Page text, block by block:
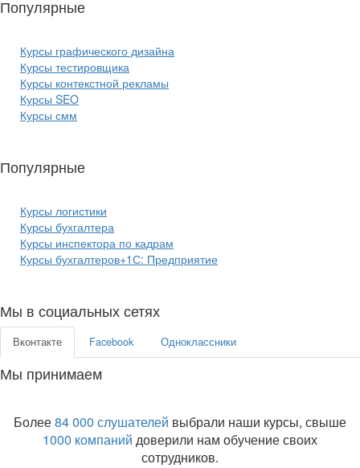
Популярные
Курсы графического дизайна
Курсы тестировщика
Курсы контекстной рекламы
Курсы SEO
Курсы смм
Популярные
Курсы логистики
Курсы бухгалтера
Курсы инспектора по кадрам
Курсы бухгалтеров+1С: Предприятие
Мы в социальных сетях
Вконтакте Facebook Одноклассники
Мы принимаем
Более84 000 слушателей выбрали наши курсы, свыше
1000 компаний доверили нам обучение своих
сотрудников.